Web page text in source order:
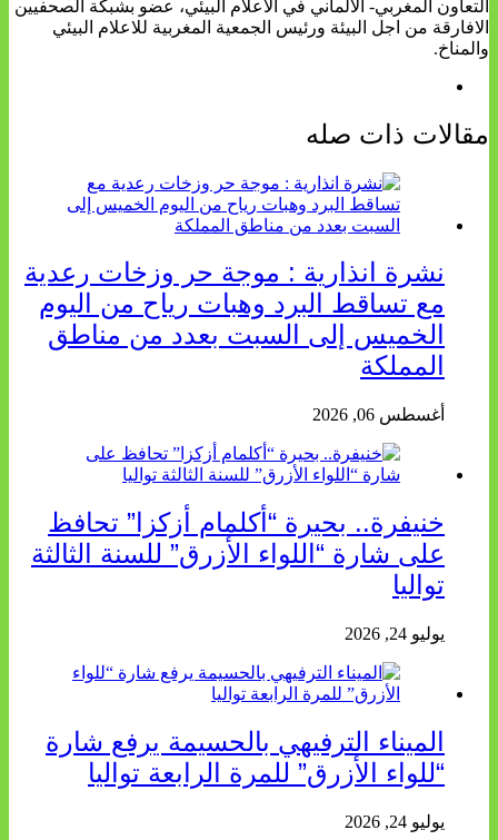
التعاون المغربي- الالماني في الاعلام البيئي، عضو بشبكة الصحفيين
الافارقة من اجل البيئة ورئيس الجمعية المغربية للاعلام البيئي
والمناخ.
مقالات ذات صله
نشرة انذارية : موجة حر وزخات رعدية
مع تساقط البرد وهبات رياح من اليوم
الخميس إلى السبت بعدد من مناطق
المملكة
أغسطس 06, 2026
خنيفرة.. بحيرة “أكلمام أزكزا” تحافظ
على شارة “اللواء الأزرق” للسنة الثالثة
تواليا
يوليو 24, 2026
الميناء الترفيهي بالحسيمة يرفع شارة
“للواء الأزرق” للمرة الرابعة تواليا
يوليو 24, 2026